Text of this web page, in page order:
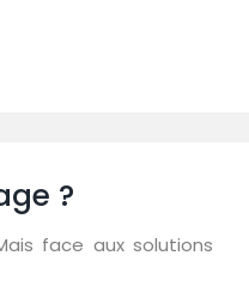
?
face aux solutions